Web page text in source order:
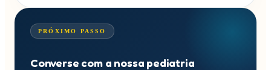
PRÓXIMO PASSO
Converse com a nossa pediatria